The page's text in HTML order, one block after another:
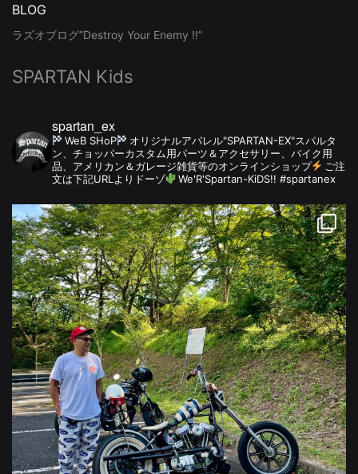
BLOG
ラズオブログ”Destroy Your Enemy !!”
SPARTAN Kids
spartan_ex
WeB SHoP
オリジナルアパレル"SPARTAN-EX"スパルタ
ン、チョッパーカスタム用パーツ＆アクセサリー、バイク用
品、アメリカン＆ガレージ雑貨等のオンラインショップ
ご注
文は下記URLよりドーゾ
We'R'Spartan-KiDS!! #spartanex